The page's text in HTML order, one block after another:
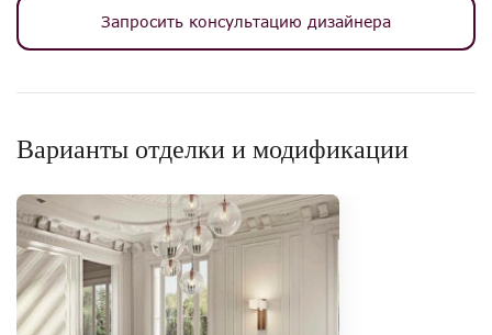
Запросить консультацию дизайнера
Варианты отделки и модификации